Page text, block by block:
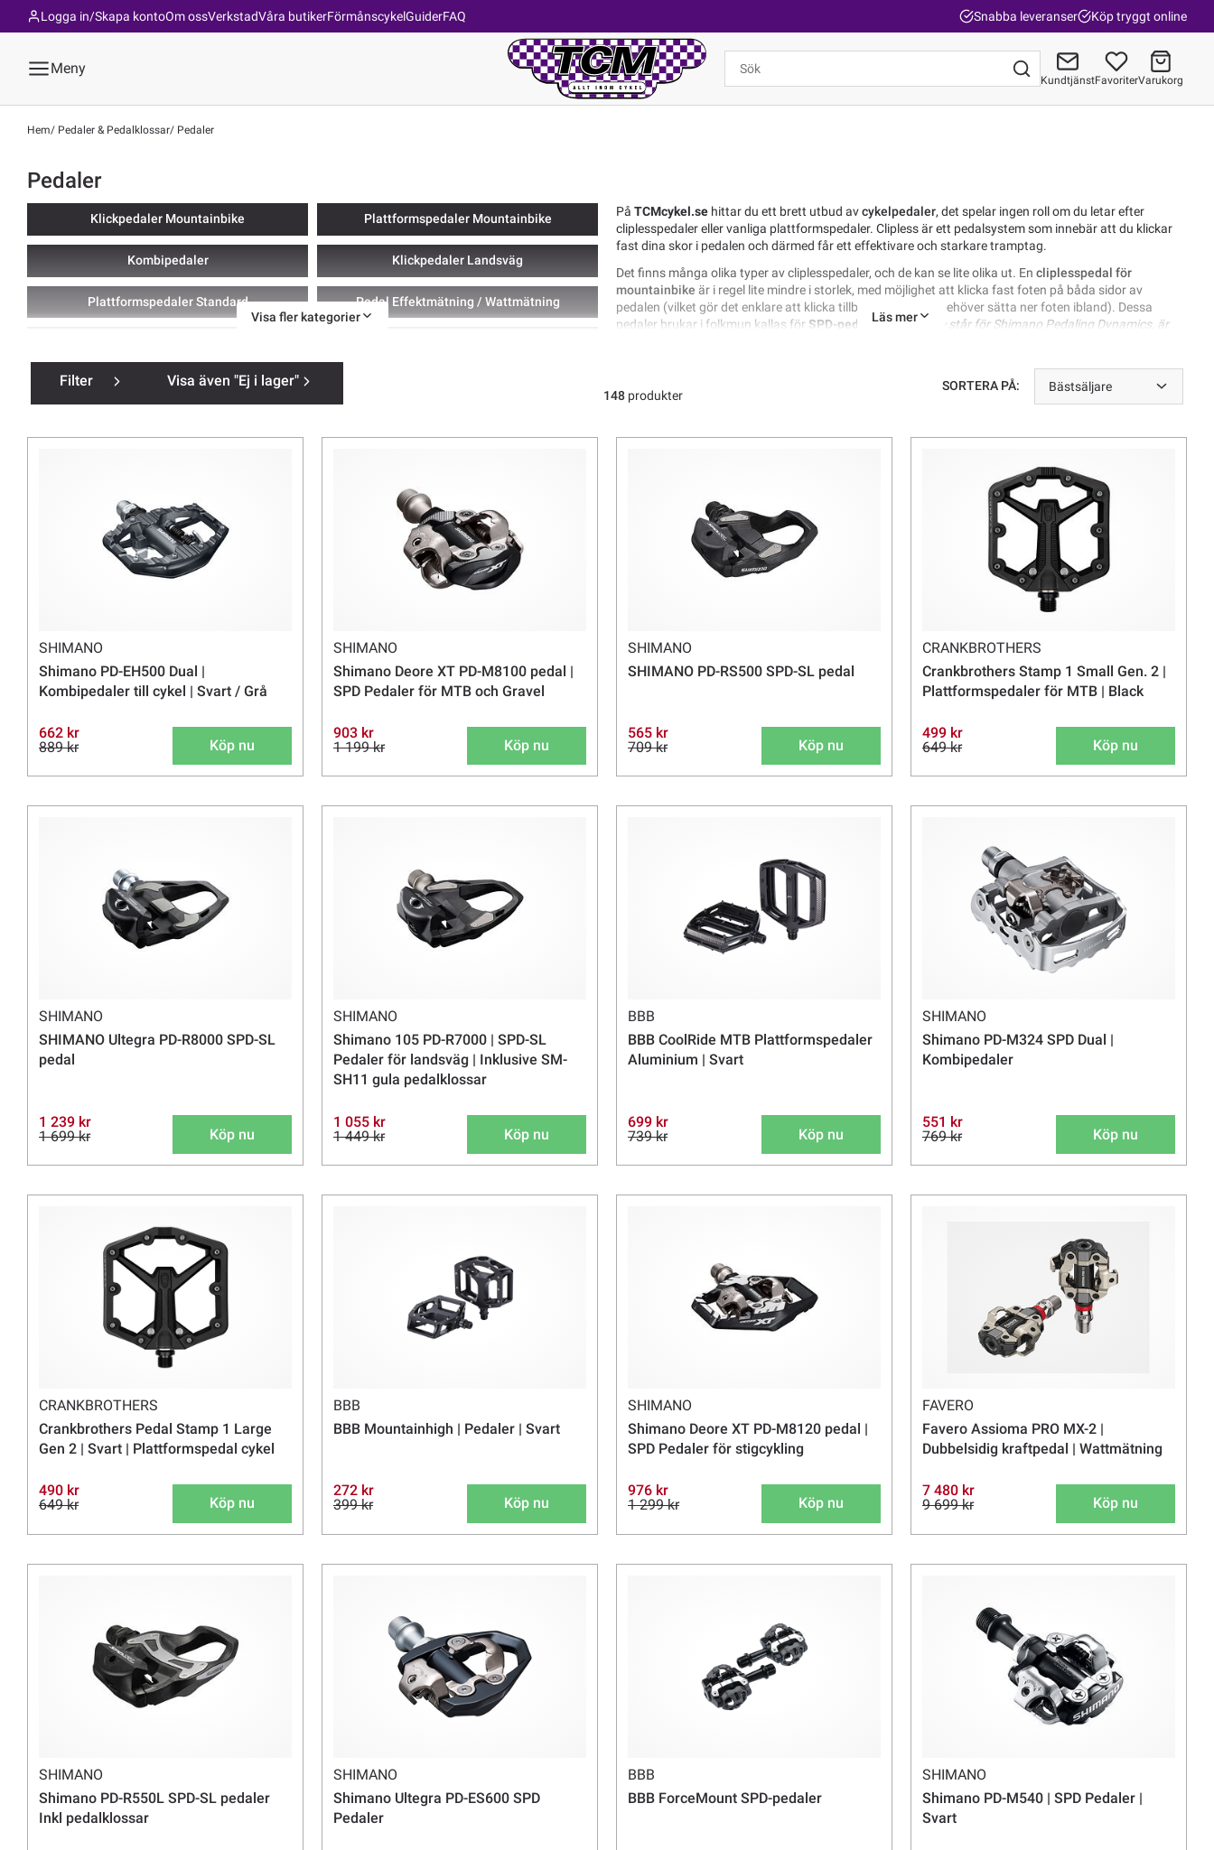
Om ossVerkstadVåra butikerFörmånscykelGuiderFAQ
Logga in/Skapa konto Snabba leveranser Köp tryggt online
Meny
KundtjänstFavoriterVarukorg
Hem Pedaler & Pedalklossar Pedaler
Pedaler
Klickpedaler Mountainbike Plattformspedaler Mountainbike
Kombipedaler Klickpedaler Landsväg
Plattformspedaler Standard Pedal Effektmätning / Wattmätning
Visa fler kategorier
På TCMcykel.se hittar du ett brett utbud avcykelpedaler, det spelar ingen roll om du letar efter
cliplesspedaler eller vanliga plattformspedaler. Clipless är ett pedalsystem som innebär att du klickar
fast dina skor i pedalen och därmed får ett effektivare och starkare tramptag.
Det finns många olika typer av cliplesspedaler, och de kan se lite olika ut. En cliplesspedal för
mountainbike är i regel lite mindre i storlek, med möjlighet att klicka fast foten på båda sidor av
pedalen (vilket gör det enklare att klicka tillbaka dig om du behöver sätta ner foten ibland). Dessa
pedaler brukar i folkmun kallas för SPD-pedaler(SPD - som står för Shimano Pedaling Dynamics, är
har en större anläggningsyta mot din sko samtidigt som den är väldigt
lätt och styv, detta system kallas i folkmun
. Även här finns det flera olika tillverkare, men
Shimano och Look, dessa två system är inte kompatibla med varandra - vilket innebär att en skokloss
, eller kombinationspedal, är en pedal som är platt på ena sidan för att användas med
vanliga skor - och har infästning för en SPD-kloss på andra sidan för att klicka fast med cykelskor.
Detta är ett populärt val för cykelpendlare som också använder cykeln mycket till vardags och ibland
cyklar med vanliga skor för komfortens skull. Att använda en kombipedal ute i skogen kan leda till
mindre svårigheter då man gör många i- och urklickningar och då måste se till att rätt sida av pedalen
pekar uppåt varje gång - då rekommenderar vi att istället kolla på en renodlad SPD-pedal.
för dig som föredrar att inte
Frakt från 69 kr. Skrymmande produkter kan ha högre fraktkostnad.
Läs mer
Filter Visa även "Ej i lager" SORTERA PÅ: Bästsäljare
148produkter
SHIMANO
Shimano PD-EH500 Dual |
Kombipedaler till cykel | Svart / Grå
662 kr
889 kr
Köp nu
SHIMANO
Shimano Deore XT PD-M8100 pedal |
SPD Pedaler för MTB och Gravel
903 kr
1 199 kr
Köp nu
SHIMANO
SHIMANO PD-RS500 SPD-SL pedal
565 kr
709 kr
Köp nu
CRANKBROTHERS
Crankbrothers Stamp 1 Small Gen. 2 |
Plattformspedaler för MTB | Black
499 kr
649 kr
Köp nu
SHIMANO
SHIMANO Ultegra PD-R8000 SPD-SL
pedal
1 239 kr
1 699 kr
Köp nu
SHIMANO
Shimano 105 PD-R7000 | SPD-SL
Pedaler för landsväg | Inklusive SM-
SH11 gula pedalklossar
1 055 kr
1 449 kr
Köp nu
BBB
BBB CoolRide MTB Plattformspedaler
Aluminium | Svart
699 kr
739 kr
Köp nu
SHIMANO
Shimano PD-M324 SPD Dual |
Kombipedaler
551 kr
769 kr
Köp nu
CRANKBROTHERS
Crankbrothers Pedal Stamp 1 Large
Gen 2 | Svart | Plattformspedal cykel
490 kr
649 kr
Köp nu
BBB
BBB Mountainhigh | Pedaler | Svart
272 kr
399 kr
Köp nu
SHIMANO
Shimano Deore XT PD-M8120 pedal |
SPD Pedaler för stigcykling
976 kr
1 299 kr
Köp nu
FAVERO
Favero Assioma PRO MX-2 |
Dubbelsidig kraftpedal | Wattmätning
7 480 kr
9 699 kr
Köp nu
SHIMANO
Shimano PD-R550L SPD-SL pedaler
Inkl pedalklossar
SHIMANO
Shimano Ultegra PD-ES600 SPD
Pedaler
BBB
BBB ForceMount SPD-pedaler
SHIMANO
Shimano PD-M540 | SPD Pedaler |
Svart